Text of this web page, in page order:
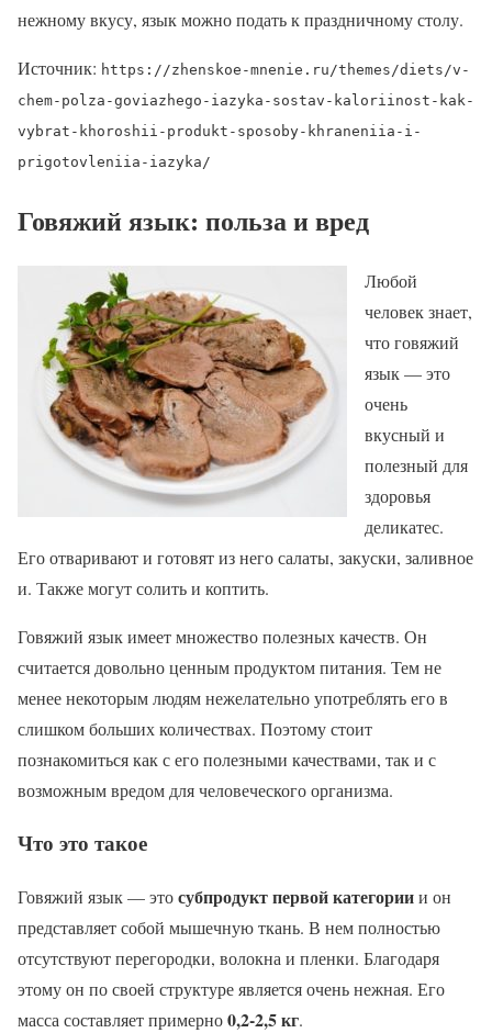
нежному вкусу, язык можно подать к праздничному столу.
Источник: https://zhenskoe-mnenie.ru/themes/diets/v-
chem-polza-goviazhego-iazyka-sostav-kaloriinost-kak-
vybrat-khoroshii-produkt-sposoby-khraneniia-i-
prigotovleniia-iazyka/
Говяжий язык: польза и вред
Любой
человек знает,
что говяжий
язык — это
очень
вкусный и
полезный для
здоровья
деликатес.
Его отваривают и готовят из него салаты, закуски, заливное
и. Также могут солить и коптить.
Говяжий язык имеет множество полезных качеств. Он
считается довольно ценным продуктом питания. Тем не
менее некоторым людям нежелательно употреблять его в
слишком больших количествах. Поэтому стоит
познакомиться как с его полезными качествами, так и с
возможным вредом для человеческого организма.
Что это такое
Говяжий язык — этосубпродукт первой категориии он
представляет собой мышечную ткань. В нем полностью
отсутствуют перегородки, волокна и пленки. Благодаря
этому он по своей структуре является очень нежная. Его
масса составляет примерно0,2-2,5 кг.